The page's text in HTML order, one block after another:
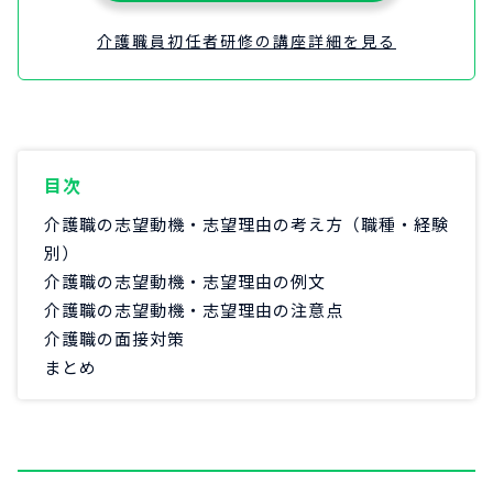
介護職員初任者研修の講座詳細を見る
目次
介護職の志望動機・志望理由の考え方（職種・経験
別）
介護職の志望動機・志望理由の例文
介護職の志望動機・志望理由の注意点
介護職の面接対策
まとめ